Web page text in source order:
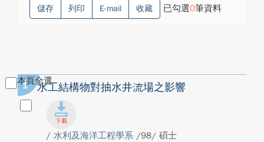
儲存 列印 E-mail 收藏 已勾選0筆資料
本頁全選
1 水工結構物對抽水井流場之影響
/ 水利及海洋工程學系 /98/ 碩士